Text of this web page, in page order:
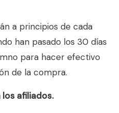
a principios de cada
han pasado los 30 días
para hacer efectivo
de la compra.
afiliados.